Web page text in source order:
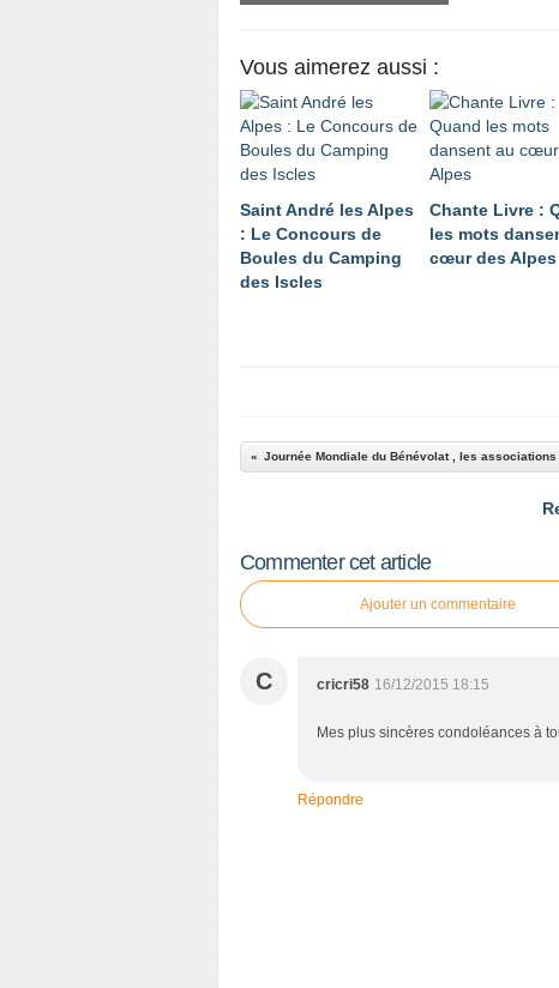
Vous aimerez aussi :
Saint André les Alpes
: Le Concours de
Boules du Camping
des Iscles
Chante Livre :
les mots
cœur des Alpes
Commenter cet article
Ajouter un commentaire
C cricri58 16/12/2015 18:15
Mes plus sincères condoléances à
Répondre